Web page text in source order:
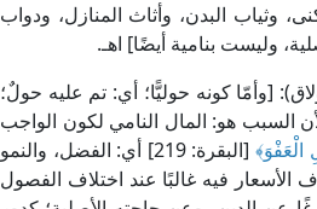
السكنى، وثياب البدن، وأثاث المنازل، ودواب
وليست بنامية أيضًا] اهـ.
ط. المطبعة الأميرية ببولاق): [وأمّا كونه حوليًّا؛ أي: تم عليه حولٌ؛
السبب هو: المال النامي لكون الواجب
الْعَفْوَ﴾
[البقرة: 219] أي: الفضل، والنمو
الأسعار فيه غالبًا عند اختلاف الفصول